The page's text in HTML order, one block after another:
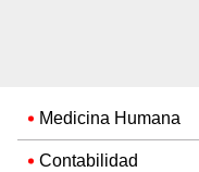
Medicina Humana
Contabilidad